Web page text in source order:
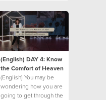
(English) DAY 4: Know
the Comfort of Heaven
(English) You may be
wondering how you are
going to get through the